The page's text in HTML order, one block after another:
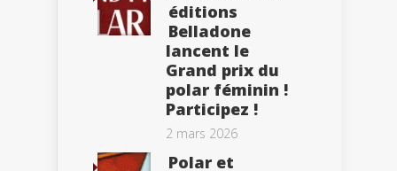
éditions
Belladone
lancent le
Grand prix du
polar féminin !
Participez !
2 mars 2026
Polar et